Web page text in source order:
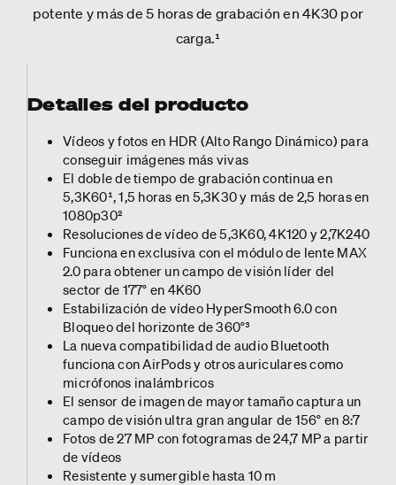
potente y más de 5 horas de grabación en 4K30 por
carga.¹
Detalles del producto
Vídeos y fotos en HDR (Alto Rango Dinámico) para
conseguir imágenes más vivas
El doble de tiempo de grabación continua en
5,3K60¹, 1,5 horas en 5,3K30 y más de 2,5 horas en
1080p30²
Resoluciones de vídeo de 5,3K60, 4K120 y 2,7K240
Funciona en exclusiva con el módulo de lente MAX
2.0 para obtener un campo de visión líder del
sector de 177° en 4K60
Estabilización de vídeo HyperSmooth 6.0 con
Bloqueo del horizonte de 360°³
La nueva compatibilidad de audio Bluetooth
funciona con AirPods y otros auriculares como
micrófonos inalámbricos
El sensor de imagen de mayor tamaño captura un
campo de visión ultra gran angular de 156° en 8:7
Fotos de 27 MP con fotogramas de 24,7 MP a partir
de vídeos
Resistente y sumergible hasta 10 m